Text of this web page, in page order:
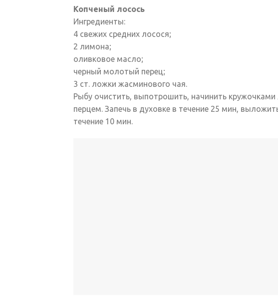
Копченый лосось
Ингредиенты:
4 свежих средних лосося;
2 лимона;
оливковое масло;
черный молотый перец;
3 ст. ложки жасминового чая.
Рыбу очистить, выпотрошить, начинить
перцем. Запечь в духовке в течение 25 мин,
течение 10 мин.